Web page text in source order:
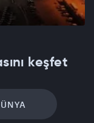
keşfet